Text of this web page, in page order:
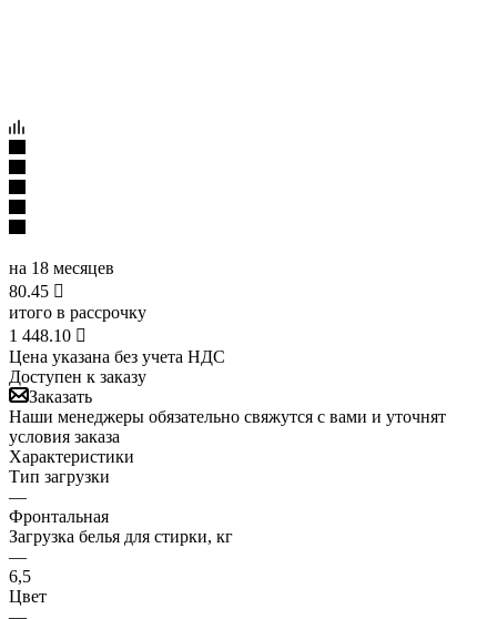
на 18 месяцев
80.45 
итого в рассрочку
1 448.10 
Цена указана без учета НДС
Доступен к заказу
Заказать
Наши менеджеры обязательно свяжутся с вами и уточнят
условия заказа
Характеристики
Тип загрузки
—
Фронтальная
Загрузка белья для стирки, кг
—
6,5
Цвет